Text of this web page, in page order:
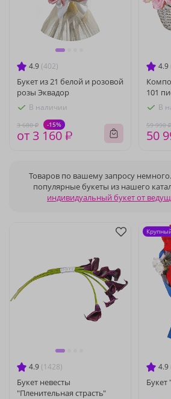
4.9 (402)
Букет из 21 белой и розовой
розы Эквадор
В наличии
3 680 ₽ -15%
от 3 160 ₽
4.9
101
В
59 990 ₽
50
Товаров по вашему запросу
популярные букеты из нашего
индивидуальный букет от
4.9 (1428)
Букет невесты
"Пленительная страсть"
4.9
Букет